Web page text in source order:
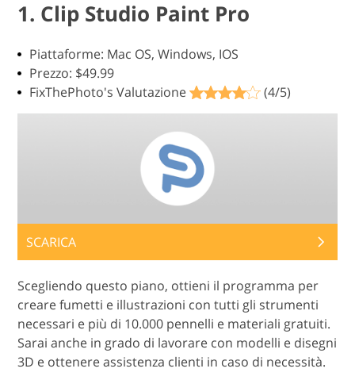
1. Clip Studio Paint Pro
Piattaforme: Mac OS, Windows, IOS
Prezzo: $49.99
FixThePhoto's Valutazione
(4/5)
SCARICA
Scegliendo questo piano, ottieni il programma per
creare fumetti e illustrazioni con tutti gli strumenti
necessari e più di 10.000 pennelli e materiali gratuiti.
Sarai anche in grado di lavorare con modelli e disegni
3D e ottenere assistenza clienti in caso di necessità.